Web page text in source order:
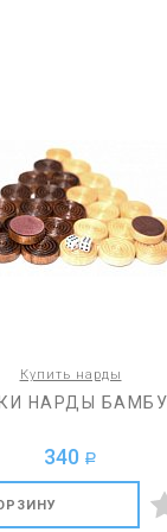
Купить нарды
НАРДЫ
340 a